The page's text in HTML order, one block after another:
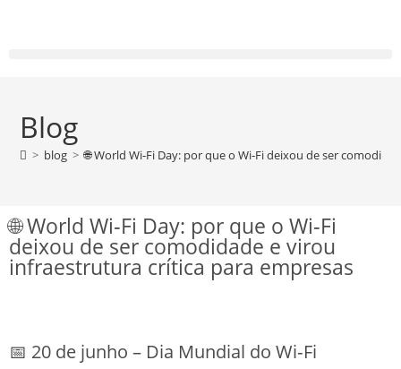
Blog
> blog > 🌐 World Wi‑Fi Day: por que o Wi‑Fi deixou de ser
🌐 World Wi‑Fi Day: por que o Wi‑Fi
deixou de ser comodidade e virou
infraestrutura crítica para empresas
📅 20 de junho – Dia Mundial do Wi‑Fi